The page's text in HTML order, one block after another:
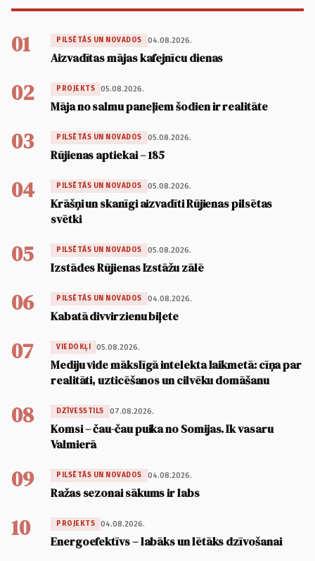
01 PILSĒTĀS UN NOVADOS 04.08.2026.
Aizvadītas mājas kafejnīcu dienas
02 PROJEKTS 05.08.2026.
Māja no salmu paneļiem šodien ir realitāte
03 PILSĒTĀS UN NOVADOS 05.08.2026.
Rūjienas aptiekai – 185
04 PILSĒTĀS UN NOVADOS 05.08.2026.
Krāšņi un skanīgi aizvadīti Rūjienas pilsētas
svētki
05 PILSĒTĀS UN NOVADOS 05.08.2026.
Izstādes Rūjienas Izstāžu zālē
06 PILSĒTĀS UN NOVADOS 04.08.2026.
Kabatā divvirzienu biļete
07 VIEDOKĻI 05.08.2026.
Mediju vide mākslīgā intelekta laikmetā: cīņa par
realitāti, uzticēšanos un cilvēku domāšanu
08 DZĪVESSTILS 07.08.2026.
Komsi – čau-čau puika no Somijas. Ik vasaru
Valmierā
09 PILSĒTĀS UN NOVADOS 04.08.2026.
Ražas sezonai sākums ir labs
10 PROJEKTS 04.08.2026.
Energoefektīvs – labāks un lētāks dzīvošanai